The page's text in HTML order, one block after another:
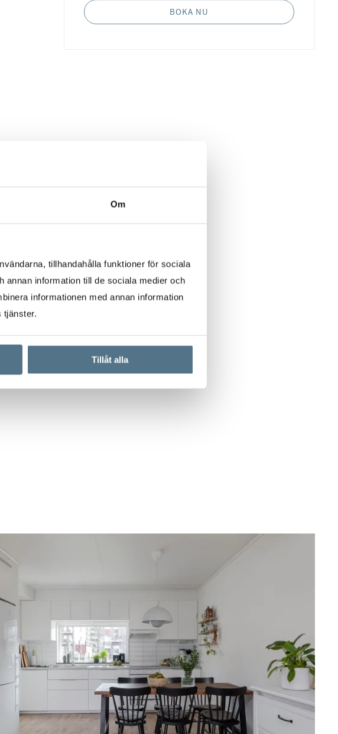
Om
tillhandahålla funktioner för sociala
annan information till de sociala medier och
informationen med annan information
tjänster.
Tillåt alla
BOKA NU